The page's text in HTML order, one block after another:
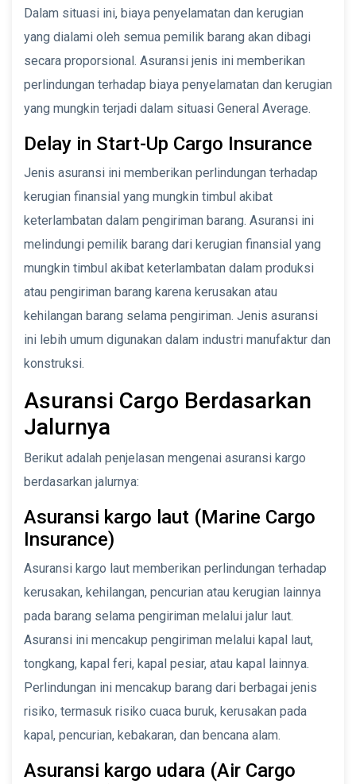
Dalam situasi ini, biaya penyelamatan dan kerugian
yang dialami oleh semua pemilik barang akan dibagi
secara proporsional. Asuransi jenis ini memberikan
perlindungan terhadap biaya penyelamatan dan kerugian
yang mungkin terjadi dalam situasi General Average.
Delay in Start-Up Cargo Insurance
Jenis asuransi ini memberikan perlindungan terhadap
kerugian finansial yang mungkin timbul akibat
keterlambatan dalam pengiriman barang. Asuransi ini
melindungi pemilik barang dari kerugian finansial yang
mungkin timbul akibat keterlambatan dalam produksi
atau pengiriman barang karena kerusakan atau
kehilangan barang selama pengiriman. Jenis asuransi
ini lebih umum digunakan dalam industri manufaktur dan
konstruksi.
Asuransi Cargo Berdasarkan
Jalurnya
Berikut adalah penjelasan mengenai asuransi kargo
berdasarkan jalurnya:
Asuransi kargo laut (Marine Cargo
Insurance)
Asuransi kargo laut memberikan perlindungan terhadap
kerusakan, kehilangan, pencurian atau kerugian lainnya
pada barang selama pengiriman melalui jalur laut.
Asuransi ini mencakup pengiriman melalui kapal laut,
tongkang, kapal feri, kapal pesiar, atau kapal lainnya.
Perlindungan ini mencakup barang dari berbagai jenis
risiko, termasuk risiko cuaca buruk, kerusakan pada
kapal, pencurian, kebakaran, dan bencana alam.
Asuransi kargo udara (Air Cargo